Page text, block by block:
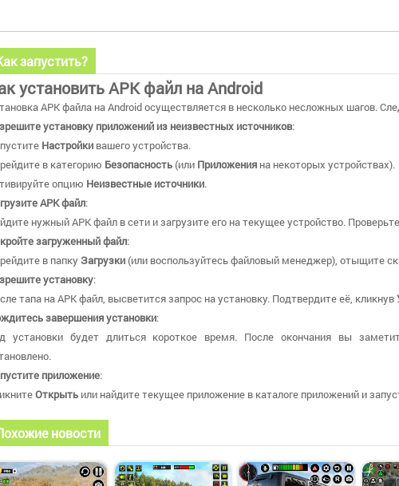
запустить?
установить APK файл на Android
APK файла на Android осуществляется в несколько несложных шагов.
установку приложений из неизвестных источников:
Настройки вашего устройства.
в категорию Безопасность (или Приложения на некоторых устройствах).
опцию Неизвестные источники.
APK файл:
нужный APK файл в сети и загрузите его на текущее устройство.
загруженный файл:
в папкуЗагрузки (или воспользуйтесь файловый менеджер), отыщите
установку:
тапа на APK файл, высветится запрос на установку. Подтвердите её, кликнув
завершения установки:
установки будет длиться короткое время. После окончания вы
приложение:
Открыть или найдите текущее приложение в каталоге приложений и
новости